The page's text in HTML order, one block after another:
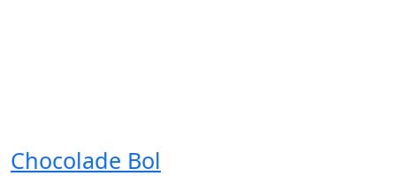
Chocolade Bol